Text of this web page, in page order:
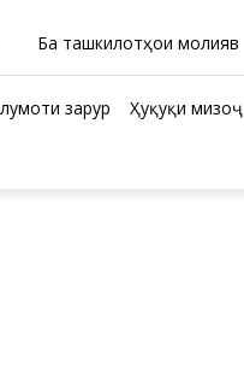
Ба ташкилотҳои молиявӣ
зарурӣ Ҳуқуқи мизоҷ